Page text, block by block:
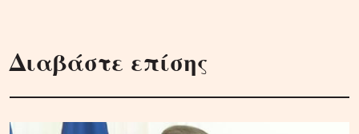
Διαβάστε επίσης